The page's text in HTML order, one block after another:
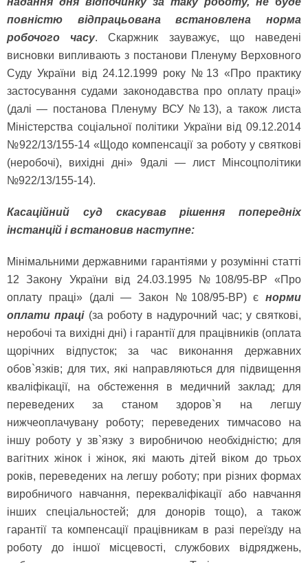
повністю відпрацьована встановлена норма
робочого часу. Скаржник зауважує, що наведені
висновки випливають з постанови Пленуму Верховного
Суду України від 24.12.1999 року №13 «Про практику
застосування судами законодавства про оплату праці»
(далі — постанова Пленуму ВСУ №13), а також листа
Міністерства соціальної політики України від 09.12.2014
№922/13/155-14 «Щодо компенсації за роботу у святкові
(неробочі), вихідні дні» 9далі — лист Мінсоцполітики
№922/13/155-14).
Касаційний суд скасував рішення попередніх
інстанцій і встановив наступне:
Мінімальними державними гарантіями у розумінні статті
12 Закону України від 24.03.1995 №108/95-ВР «Про
оплату праці» (далі — Закон №108/95-ВР) є норми
оплати праці(за роботу в надурочний час; у святкові,
неробочі та вихідні дні) і гарантії для працівників (оплата
щорічних відпусток; за час виконання державних
обов`язків; для тих, які направляються для підвищення
кваліфікації, на обстеження в медичний заклад; для
переведених за станом здоров`я на легшу
нижчеоплачувану роботу; переведених тимчасово на
іншу роботу у зв`язку з виробничою необхідністю; для
вагітних жінок і жінок, які мають дітей віком до трьох
років, переведених на легшу роботу; при різних формах
виробничого навчання, перекваліфікації або навчання
інших спеціальностей; для донорів тощо), а також
гарантії та компенсації працівникам в разі переїзду на
роботу до іншої місцевості, службових відряджень,